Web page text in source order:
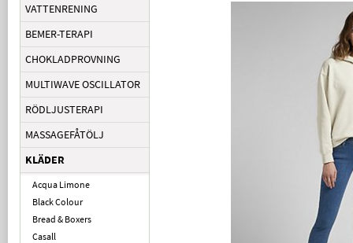
VATTENRENING
BEMER-TERAPI
CHOKLADPROVNING
MULTIWAVE OSCILLATOR
RÖDLJUSTERAPI
MASSAGEFÅTÖLJ
KLÄDER
Acqua Limone
Black Colour
Bread & Boxers
Casall